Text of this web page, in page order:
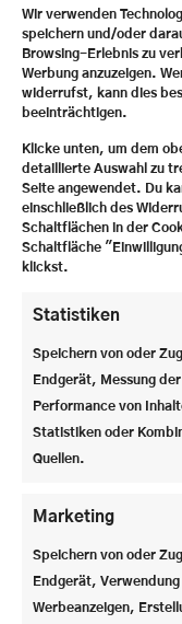
Wir verwenden
speichern und/oder
Browsing-Erlebnis zu
Werbung anzuzeigen.
widerrufst, kann dies
beeinträchtigen.
Klicke unten, um dem
detaillierte Auswahl zu
Seite angewendet. Du
einschließlich des
Schaltflächen in der
Schaltfläche
klickst.
Statistiken
Speichern von oder
Endgerät, Messung
Performance von
Statistiken oder
Quellen.
Marketing
Speichern von oder
Endgerät,
Werbeanzeigen,
eine
schon Steiner. Er
witziger
hätte man gesagt
Schule macht ihm
wenn er noch viel
verbindet über all
vertrauensvolle
mit ihm, auch
Schema F agiert
sein Abi gemacht
hier sehr fehlen.«